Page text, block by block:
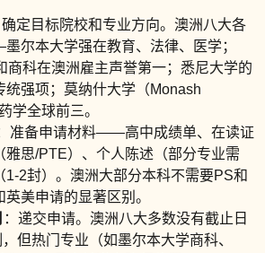
确定目标院校和专业方向。澳洲八大各
尔本大学强在教育、法律、医学；
商科在澳洲雇主声誉第一；悉尼大学的
统强项；莫纳什大学（Monash
学全球前三。
准备申请材料——高中成绩单、在读证
雅思/PTE）、个人陈述（部分专业需
1-2封）。澳洲大部分本科不需要PS和
美申请的显著区别。
：递交申请。澳洲八大多数没有截止日
但热门专业（如墨尔本大学商科、